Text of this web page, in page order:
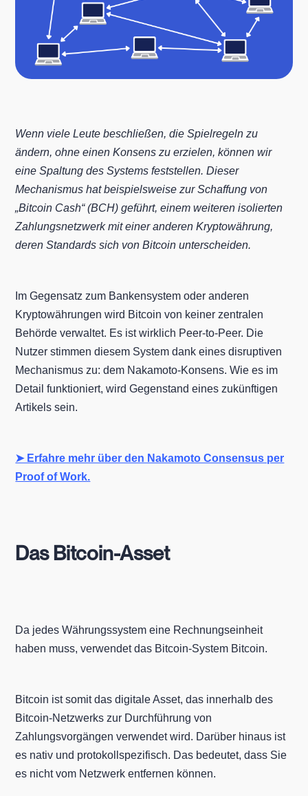
Wenn viele Leute beschließen, die Spielregeln zu
ändern, ohne einen Konsens zu erzielen, können wir
eine Spaltung des Systems feststellen. Dieser
Mechanismus hat beispielsweise zur Schaffung von
„Bitcoin Cash“ (BCH) geführt, einem weiteren isolierten
Zahlungsnetzwerk mit einer anderen Kryptowährung,
deren Standards sich von Bitcoin unterscheiden.
Im Gegensatz zum Bankensystem oder anderen
Kryptowährungen wird Bitcoin von keiner zentralen
Behörde verwaltet. Es ist wirklich Peer-to-Peer. Die
Nutzer stimmen diesem System dank eines disruptiven
Mechanismus zu: dem Nakamoto-Konsens. Wie es im
Detail funktioniert, wird Gegenstand eines zukünftigen
Artikels sein.
➤ Erfahre mehr über den Nakamoto Consensus per
Proof of Work.
Das Bitcoin-Asset
Da jedes Währungssystem eine Rechnungseinheit
haben muss, verwendet das Bitcoin-System Bitcoin.
Bitcoin ist somit das digitale Asset, das innerhalb des
Bitcoin-Netzwerks zur Durchführung von
Zahlungsvorgängen verwendet wird. Darüber hinaus ist
es nativ und protokollspezifisch. Das bedeutet, dass Sie
es nicht vom Netzwerk entfernen können.